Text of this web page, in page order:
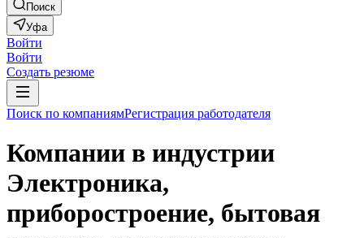
Поиск
Уфа
Войти
Войти
Создать резюме
Поиск по компаниямРегистрация работодателя
Компании в индустрии
Электроника,
приборостроение, бытовая